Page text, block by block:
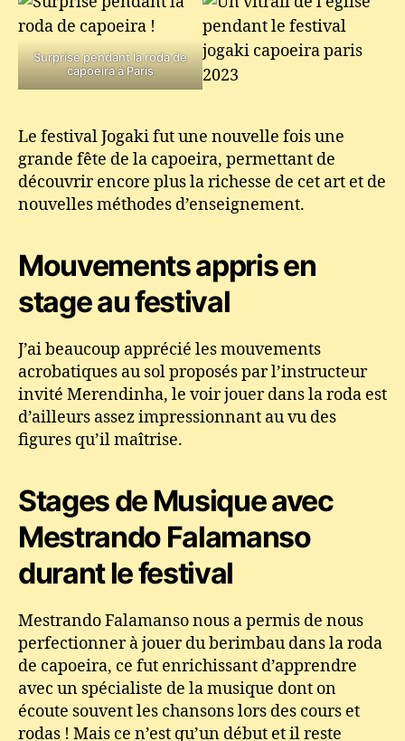
Surprise pendant la roda de
capoeira à Paris
Le festival Jogaki fut une nouvelle fois une
grande fête de la capoeira, permettant de
découvrir encore plus la richesse de cet art et de
nouvelles méthodes d’enseignement.
Mouvements appris en
stage au festival
J’ai beaucoup apprécié les mouvements
acrobatiques au sol proposés par l’instructeur
invité Merendinha, le voir jouer dans la roda est
d’ailleurs assez impressionnant au vu des
figures qu’il maîtrise.
Stages de Musique avec
Mestrando Falamanso
durant le festival
Mestrando Falamanso nous a permis de nous
perfectionner à jouer du berimbau dans la roda
de capoeira, ce fut enrichissant d’apprendre
avec un spécialiste de la musique dont on
écoute souvent les chansons lors des cours et
rodas ! Mais ce n’est qu’un début et il reste